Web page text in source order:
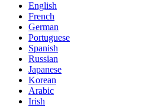
English
French
German
Portuguese
Spanish
Russian
Japanese
Korean
Arabic
Irish